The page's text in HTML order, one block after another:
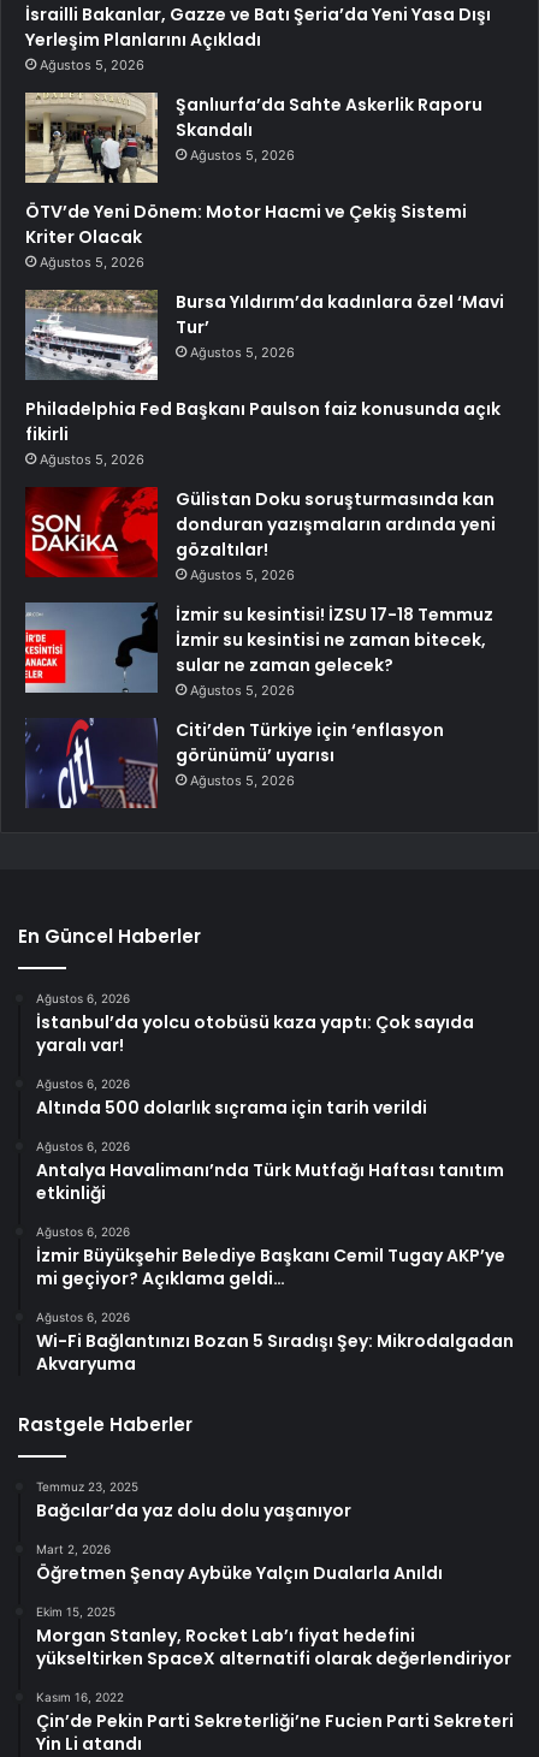
İsrailli Bakanlar, Gazze ve Batı Şeria’da Yeni Yasa Dışı
Yerleşim Planlarını Açıkladı
Ağustos 5, 2026
Şanlıurfa’da Sahte Askerlik Raporu
Skandalı
Ağustos 5, 2026
ÖTV’de Yeni Dönem: Motor Hacmi ve Çekiş Sistemi
Kriter Olacak
Ağustos 5, 2026
Bursa Yıldırım’da kadınlara özel ‘Mavi
Tur’
Ağustos 5, 2026
Philadelphia Fed Başkanı Paulson faiz konusunda açık
fikirli
Ağustos 5, 2026
Gülistan Doku soruşturmasında kan
donduran yazışmaların ardında yeni
gözaltılar!
Ağustos 5, 2026
İzmir su kesintisi! İZSU 17-18 Temmuz
İzmir su kesintisi ne zaman bitecek,
sular ne zaman gelecek?
Ağustos 5, 2026
Citi’den Türkiye için ‘enflasyon
görünümü’ uyarısı
Ağustos 5, 2026
En Güncel Haberler
Ağustos 6, 2026
İstanbul’da yolcu otobüsü kaza yaptı: Çok sayıda
yaralı var!
Ağustos 6, 2026
Altında 500 dolarlık sıçrama için tarih verildi
Ağustos 6, 2026
Antalya Havalimanı’nda Türk Mutfağı Haftası tanıtım
etkinliği
Ağustos 6, 2026
İzmir Büyükşehir Belediye Başkanı Cemil Tugay AKP’ye
mi geçiyor? Açıklama geldi…
Ağustos 6, 2026
Wi-Fi Bağlantınızı Bozan 5 Sıradışı Şey: Mikrodalgadan
Akvaryuma
Rastgele Haberler
Temmuz 23, 2025
Bağcılar’da yaz dolu dolu yaşanıyor
Mart 2, 2026
Öğretmen Şenay Aybüke Yalçın Dualarla Anıldı
Ekim 15, 2025
Morgan Stanley, Rocket Lab’ı fiyat hedefini
yükseltirken SpaceX alternatifi olarak değerlendiriyor
Kasım 16, 2022
Çin’de Pekin Parti Sekreterliği’ne Fucien Parti Sekreteri
Yin Li atandı